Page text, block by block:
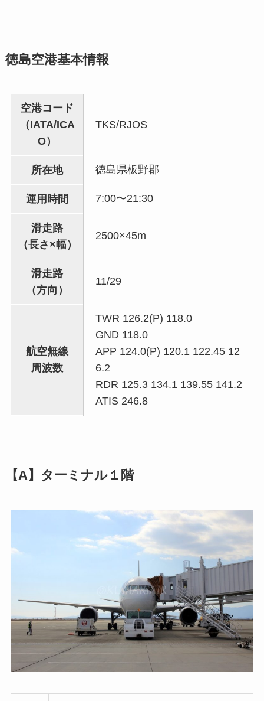
徳島空港基本情報
空港コード
（IATA/ICA
O）
TKS/RJOS
所在地 徳島県板野郡
運用時間 7:00〜21:30
滑走路
（長さ×幅）
2500×45m
滑走路
（方向）
11/29
航空無線
周波数
TWR 126.2(P) 118.0
GND 118.0
APP 124.0(P) 120.1 122.45 12
6.2
RDR 125.3 134.1 139.55 141.2
ATIS 246.8
【A】ターミナル１階